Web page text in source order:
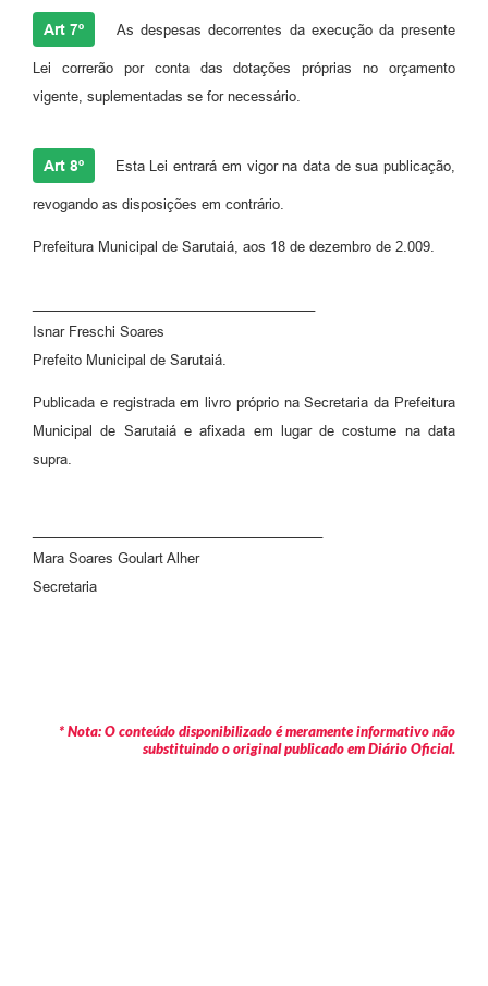
Art 7º As despesas decorrentes da execução da presente
Lei correrão por conta das dotações próprias no orçamento
vigente, suplementadas se for necessário.
Art 8º Esta Lei entrará em vigor na data de sua publicação,
revogando as disposições em contrário.
Prefeitura Municipal de Sarutaiá, aos 18 de dezembro de 2.009.
Isnar Freschi Soares
Prefeito Municipal de Sarutaiá.
Publicada e registrada em livro próprio na Secretaria da Prefeitura
Municipal de Sarutaiá e afixada em lugar de costume na data
supra.
Mara Soares Goulart Alher
Secretaria
* Nota: O conteúdo disponibilizado é meramente informativo não
substituindo o original publicado em Diário Oficial.